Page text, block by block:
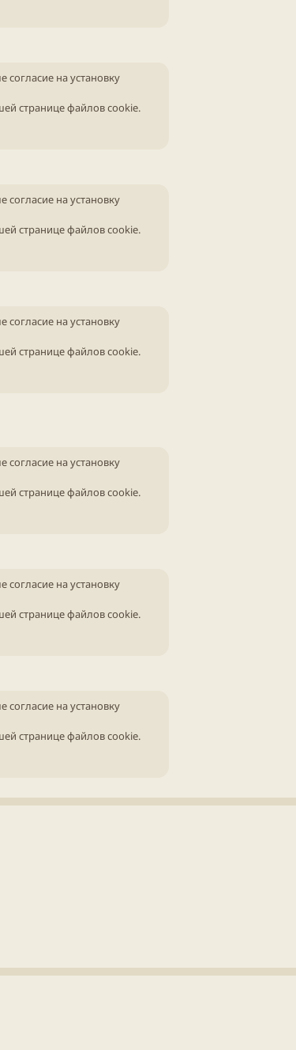
согласие на установку
странице файлов cookie.
согласие на установку
странице файлов cookie.
согласие на установку
странице файлов cookie.
согласие на установку
странице файлов cookie.
согласие на установку
странице файлов cookie.
согласие на установку
странице файлов cookie.